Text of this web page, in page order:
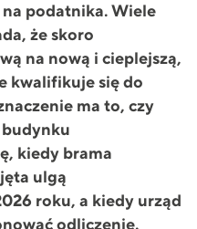
podatnika. Wiele
że skoro
na nową i cieplejszą,
kwalifikuje się do
ma to, czy
budynku
kiedy brama
ulgą
roku, a kiedy urząd